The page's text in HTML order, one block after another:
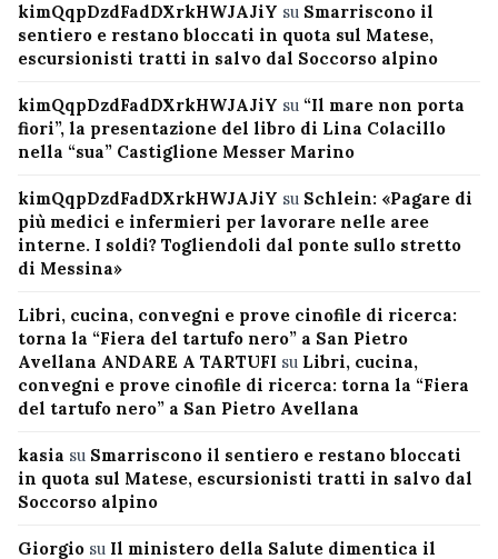
kimQqpDzdFadDXrkHWJAJiY su Smarriscono il
sentiero e restano bloccati in quota sul Matese,
escursionisti tratti in salvo dal Soccorso alpino
kimQqpDzdFadDXrkHWJAJiY su “Il mare non porta
fiori”, la presentazione del libro di Lina Colacillo
nella “sua” Castiglione Messer Marino
kimQqpDzdFadDXrkHWJAJiY su Schlein: «Pagare di
più medici e infermieri per lavorare nelle aree
interne. I soldi? Togliendoli dal ponte sullo stretto
di Messina»
Libri, cucina, convegni e prove cinofile di ricerca:
torna la “Fiera del tartufo nero” a San Pietro
Avellana ANDARE A TARTUFI su Libri, cucina,
convegni e prove cinofile di ricerca: torna la “Fiera
del tartufo nero” a San Pietro Avellana
kasia su Smarriscono il sentiero e restano bloccati
in quota sul Matese, escursionisti tratti in salvo dal
Soccorso alpino
Giorgio su Il ministero della Salute dimentica il